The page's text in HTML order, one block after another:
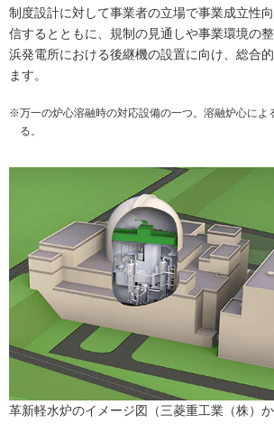
制度設計に対して事業者の立場で事業成立性
信するとともに、規制の見通しや事業環境の
浜発電所における後継機の設置に向け、総合
ます。
※万一の炉心溶融時の対応設備の一つ。溶融炉心によ
る。
革新軽水炉のイメージ図（三菱重工業（株）か